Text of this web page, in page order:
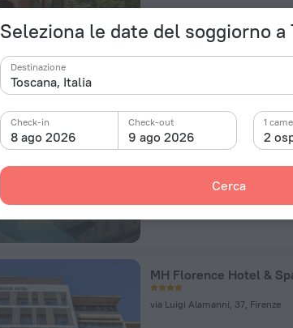
Seleziona le date del soggiorno a
Destinazione
8 ago 2026
Check-in
9 ago 2026
Check-out
2
1
Cerca
Camera in questo
hotel
MH Florence Hotel &
via Luigi Alamanni, 37, Firenze